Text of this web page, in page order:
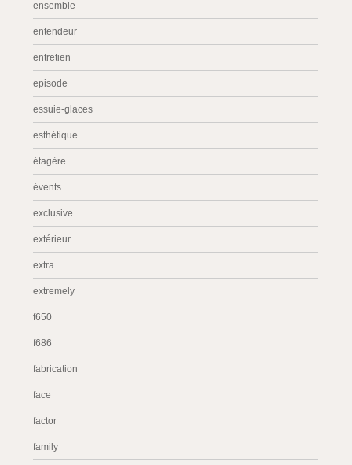
ensemble
entendeur
entretien
episode
essuie-glaces
esthétique
étagère
évents
exclusive
extérieur
extra
extremely
f650
f686
fabrication
face
factor
family